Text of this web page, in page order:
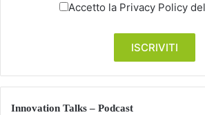
Accetto la Privacy Policy
Innovation Talks – Podcast